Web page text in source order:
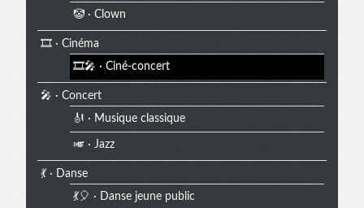
🤡 · Clown
🎞️ · Cinéma
🎞️🎤 · Ciné-concert
🎤 · Concert
🎻 · Musique classique
🎺 · Jazz
💃 · Danse
💃🎈 · Danse jeune public